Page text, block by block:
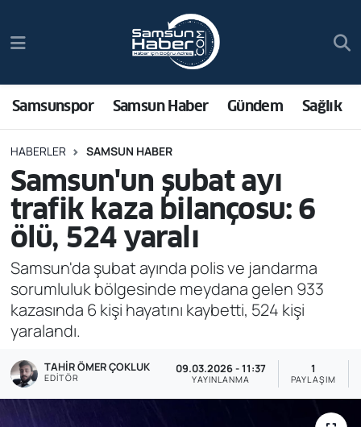
Samsunspor Samsun Haber Gündem Sağlık
HABERLER SAMSUN HABER
Samsun'un şubat ayı
trafik kaza bilançosu: 6
ölü, 524 yaralı
Samsun'da şubat ayında polis ve jandarma
sorumluluk bölgesinde meydana gelen 933
kazasında 6 kişi hayatını kaybetti, 524 kişi
yaralandı.
TAHIR ÖMER ÇOKLUK
EDITÖR
09.03.2026 - 11:37
YAYINLANMA
1
PAYLAŞIM
Samsun Haber
Sağlık
Asayiş
Bilim ve Teknoloji
Bölge
Dünya
Trafik Durumu
Süper Lig Puan Durumu ve Fikstür
Tüm Manşetler
Son Dakika Haberleri
Haber Arşivi